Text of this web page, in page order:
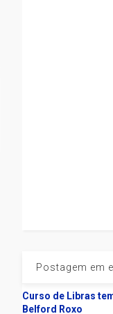
Postagem em
Curso de Libras
Belford Roxo